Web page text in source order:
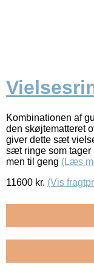
Kombinationen af
den skøjtematteret
giver dette sæt
sæt ringe som tager
men til geng (Læs
11600 kr. (Vis